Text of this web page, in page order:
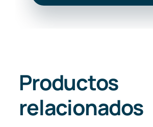
Productos
relacionados